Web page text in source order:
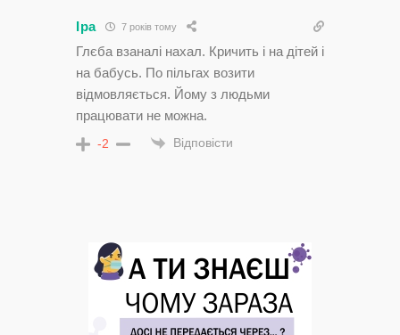
Іра 7 років тому
Глєба взаналі нахал. Кричить і на дітей і
на бабусь. По пільгах возити
відмовляється. Йому з людьми
працювати не можна.
-2 Відповісти